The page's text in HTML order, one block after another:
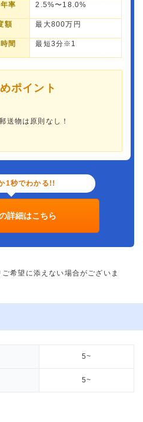
率 2.5%〜18.0%
額 最大800万円
間 最短3分※1
ポイント
送物は原則なし！
1秒でわかる!!
詳細はこちら
希望に添えない場合がございま
5~
5~